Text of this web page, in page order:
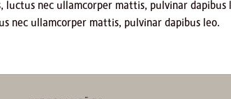
nec ullamcorper mattis, pulvinar dapibus
nec ullamcorper mattis, pulvinar dapibus leo.